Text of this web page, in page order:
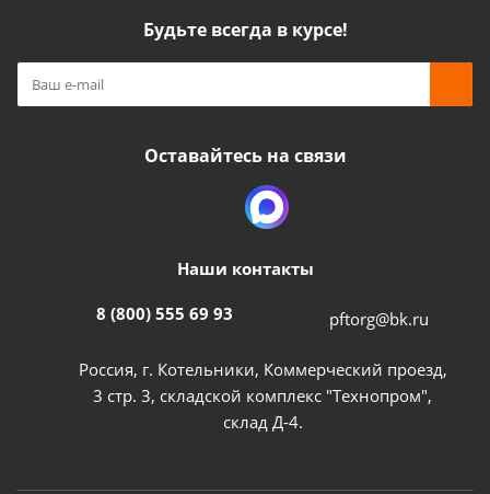
Будьте всегда в курсе!
Оставайтесь на связи
Наши контакты
8 (800) 555 69 93 pftorg@bk.ru
Россия, г. Котельники, Коммерческий проезд,
3 стр. 3, складской комплекс "Технопром",
склад Д-4.